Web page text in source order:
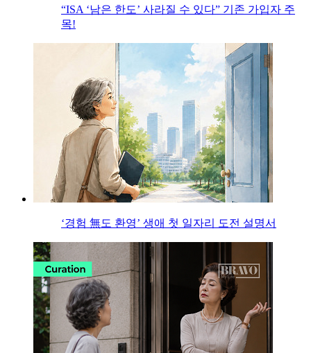
“ISA ‘남은 한도’ 사라질 수 있다” 기존 가입자 주
목!
‘경험 無도 환영’ 생애 첫 일자리 도전 설명서